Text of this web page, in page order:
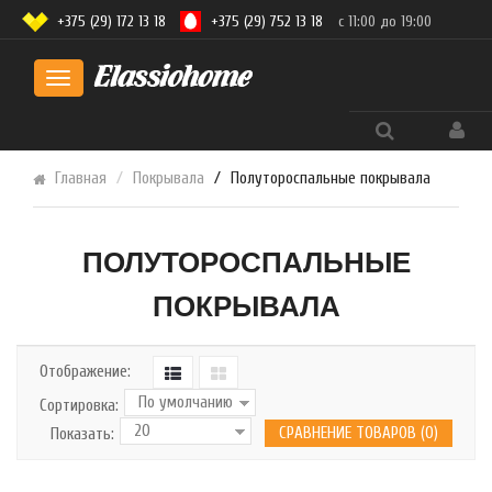
Toggle
+375 (29) 172 13 18 +375 (29) 752 13 18 с 11:00 до 19:00
Главная Покрывала Полутороспальные покрывала
ПОЛУТОРОСПАЛЬНЫЕ
ПОКРЫВАЛА
Отображение:
Сортировка:
Показать:
СРАВНЕНИЕ ТОВАРОВ (0)